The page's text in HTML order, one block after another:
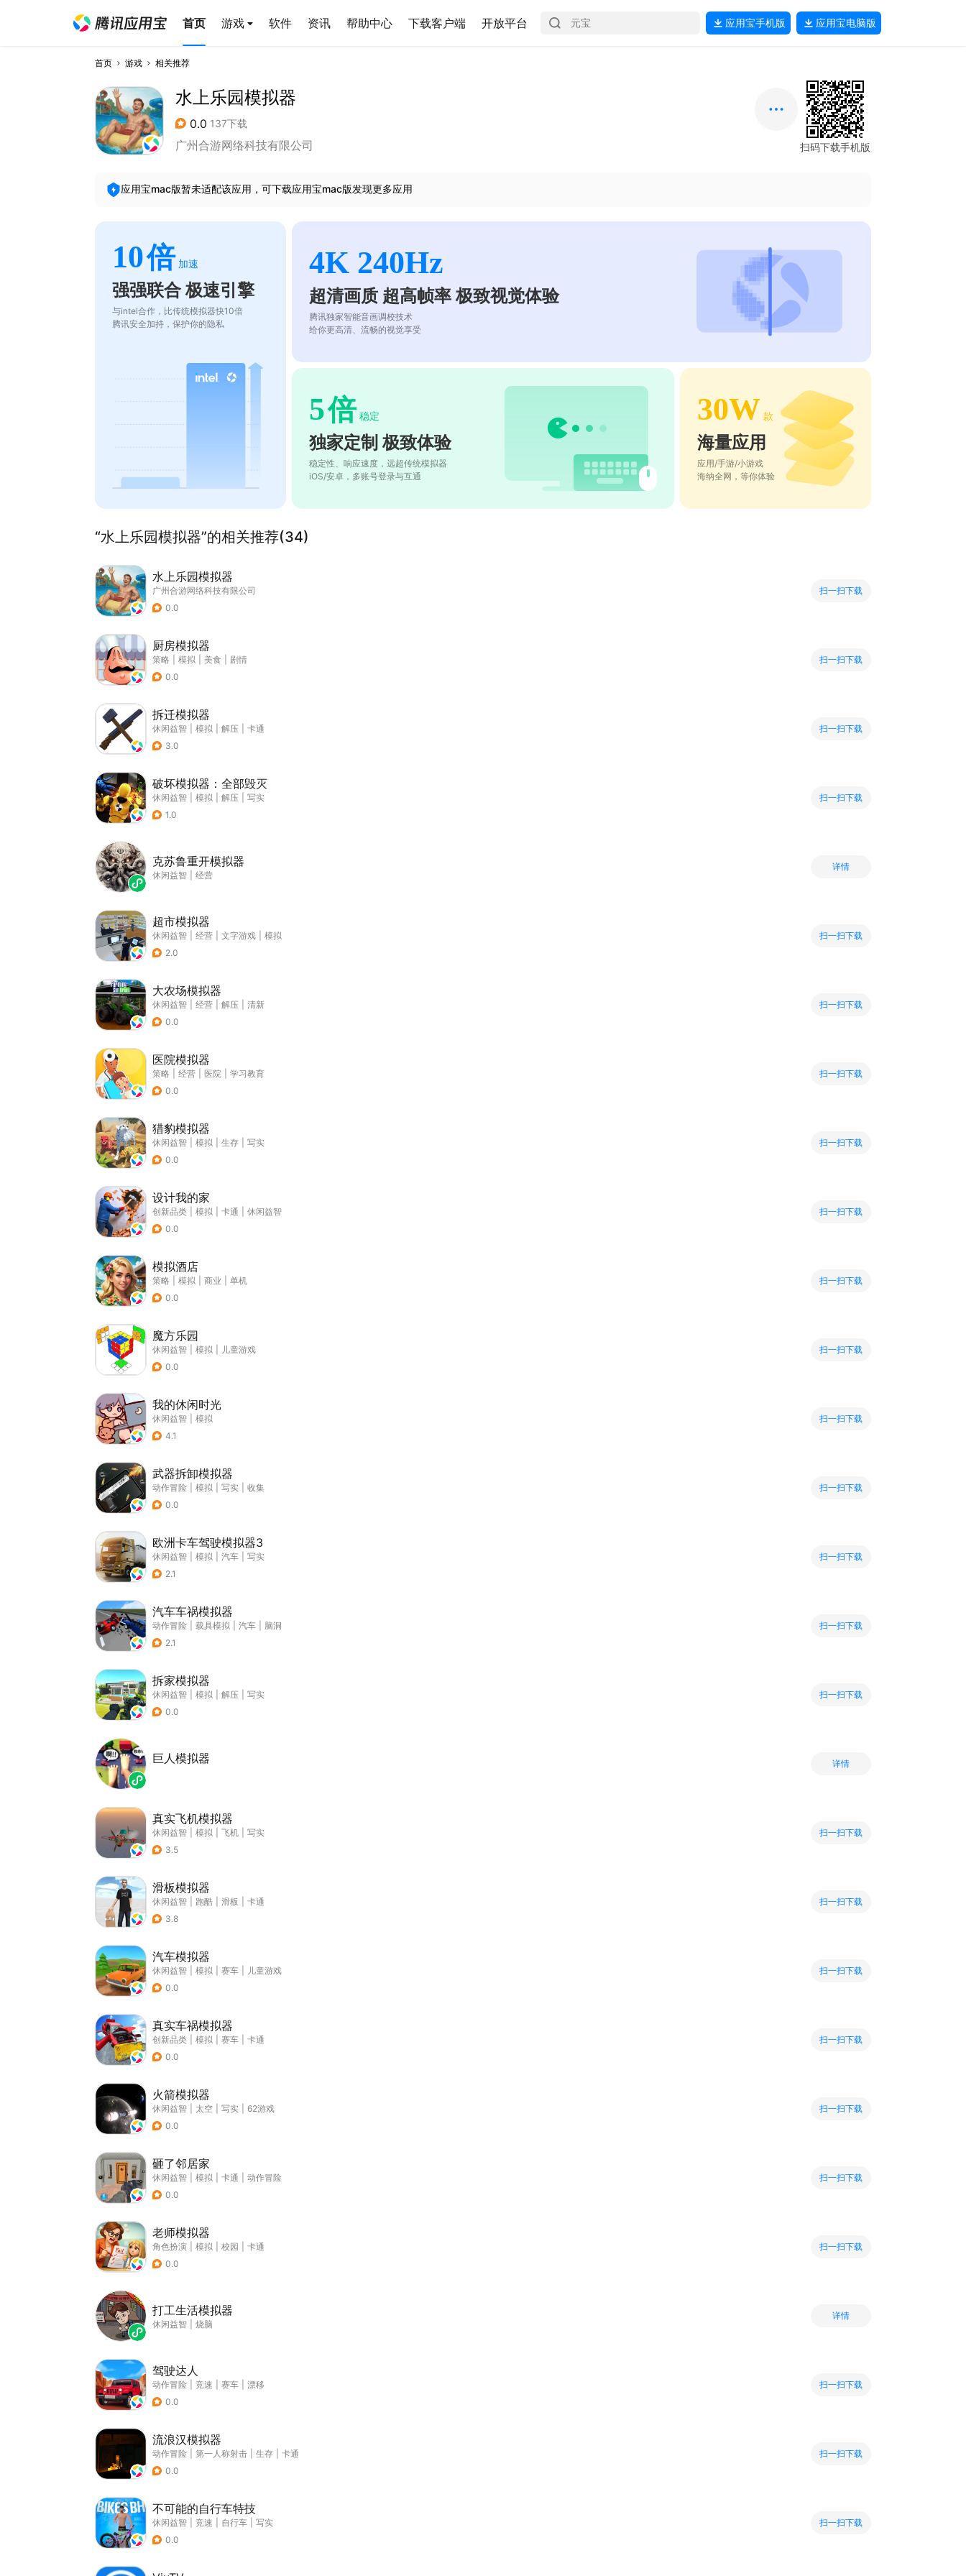
首页 游戏 软件 资讯 帮助中心 下载客户端 开放平台 应用宝手机版 应用宝电脑版
首页 游戏 相关推荐
水上乐园模拟器
0.0 137下载
广州合游网络科技有限公司 扫码下载手机版
应用宝mac版暂未适配该应用，可下载应用宝mac版发现更多应用
10倍 加速
强强联合 极速引擎
与intel合作，比传统模拟器快10倍
腾讯安全加持，保护你的隐私
4K 240Hz
超清画质 超高帧率 极致视觉体验
腾讯独家智能音画调校技术
给你更高清、流畅的视觉享受
5倍 稳定
独家定制 极致体验
稳定性、响应速度，远超传统模拟器
iOS/安卓，多账号登录与互通
30W 款
海量应用
应用/手游/小游戏
海纳全网，等你体验
“水上乐园模拟器”的相关推荐(34)
水上乐园模拟器
广州合游网络科技有限公司
0.0
扫一扫下载
厨房模拟器
策略 模拟 美食
剧情
0.0
扫一扫下载
拆迁模拟器
休闲益智 模拟 解压
卡通
3.0
扫一扫下载
破坏模拟器：全部毁灭
休闲益智 模拟 解压
写实
1.0
扫一扫下载
克苏鲁重开模拟器
休闲益智 经营
详情
超市模拟器
休闲益智 经营 文字游戏
模拟
2.0
扫一扫下载
大农场模拟器
休闲益智 经营 解压
清新
0.0
扫一扫下载
医院模拟器
策略 经营 医院
学习教育
0.0
扫一扫下载
猎豹模拟器
休闲益智 模拟 生存
写实
0.0
扫一扫下载
设计我的家
创新品类 模拟 卡通
休闲益智
0.0
扫一扫下载
模拟酒店
策略 模拟 商业
单机
0.0
扫一扫下载
魔方乐园
休闲益智 模拟
儿童游戏
0.0
扫一扫下载
我的休闲时光
休闲益智
模拟
4.1
扫一扫下载
武器拆卸模拟器
动作冒险 模拟 写实
收集
0.0
扫一扫下载
欧洲卡车驾驶模拟器3
休闲益智 模拟 汽车
写实
2.1
扫一扫下载
汽车车祸模拟器
动作冒险 载具模拟 汽车
脑洞
2.1
扫一扫下载
拆家模拟器
休闲益智 模拟 解压
写实
0.0
扫一扫下载
巨人模拟器 详情
真实飞机模拟器
休闲益智 模拟 飞机
写实
3.5
扫一扫下载
滑板模拟器
休闲益智 跑酷 滑板
卡通
3.8
扫一扫下载
汽车模拟器
休闲益智 模拟 赛车
儿童游戏
0.0
扫一扫下载
真实车祸模拟器
创新品类 模拟 赛车
卡通
0.0
扫一扫下载
火箭模拟器
休闲益智 太空 写实
62游戏
0.0
扫一扫下载
砸了邻居家
休闲益智 模拟 卡通
动作冒险
0.0
扫一扫下载
老师模拟器
角色扮演 模拟 校园
卡通
0.0
扫一扫下载
打工生活模拟器
休闲益智 烧脑
详情
驾驶达人
动作冒险 竞速 赛车
漂移
0.0
扫一扫下载
流浪汉模拟器
动作冒险 第一人称射击 生存
卡通
0.0
扫一扫下载
不可能的自行车特技
休闲益智 竞速 自行车
写实
0.0
扫一扫下载